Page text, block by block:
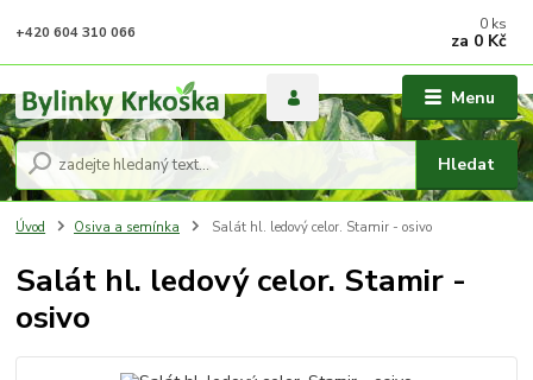
Menu
Hledat
+420 604 310 066 0 ks
za 0 Kč
Úvod Osiva a semínka Salát hl. ledový celor. Stamir - osivo
Salát hl. ledový celor. Stamir -
osivo